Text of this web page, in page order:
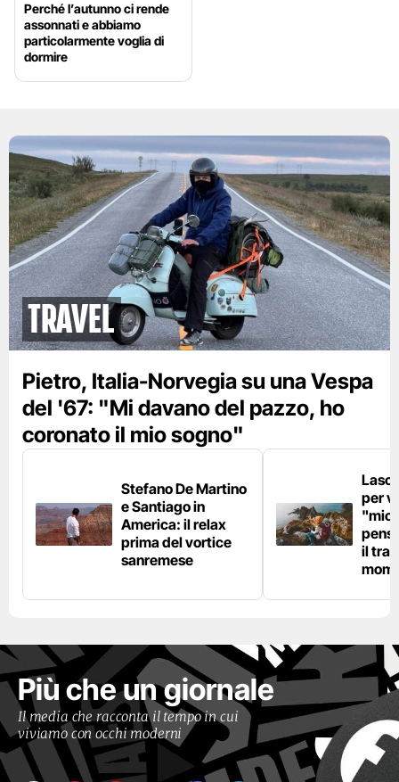
Perché l’autunno ci rende
assonnati e abbiamo
particolarmente voglia di
dormire
Travel
Pietro, Italia-Norvegia su una Vespa
del '67: "Mi davano del pazzo, ho
coronato il mio sogno"
Stefano De Martino
e Santiago in
America: il relax
prima del vortice
sanremese
per
il
Più che un giornale
Il media che racconta il tempo in cui
viviamo con occhi moderni